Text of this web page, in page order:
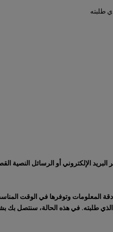
طلبته
أو الرسائل النصية
المعلومات وتوفرها في الوقت
الذي طلبته. في هذه الحالة، سنتصل